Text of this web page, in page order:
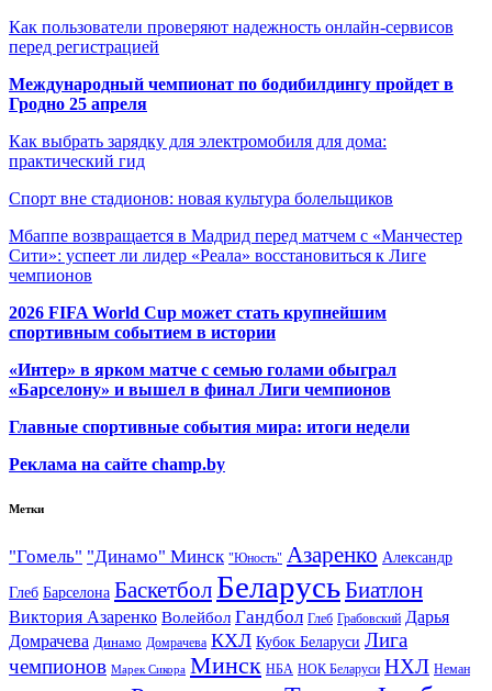
Как пользователи проверяют надежность онлайн-сервисов
перед регистрацией
Международный чемпионат по бодибилдингу пройдет в
Гродно 25 апреля
Как выбрать зарядку для электромобиля для дома:
практический гид
Спорт вне стадионов: новая культура болельщиков
Мбаппе возвращается в Мадрид перед матчем с «Манчестер
Сити»: успеет ли лидер «Реала» восстановиться к Лиге
чемпионов
2026 FIFA World Cup может стать крупнейшим
спортивным событием в истории
«Интер» в ярком матче с семью голами обыграл
«Барселону» и вышел в финал Лиги чемпионов
Главные спортивные события мира: итоги недели
Реклама на сайте champ.by
Метки
"Гомель" "Динамо" Минск "Юность" Азаренко Александр
Глеб Барселона БаскетболБеларусьБиатлон
Виктория Азаренко Волейбол Гандбол Глеб Грабовский Дарья
Домрачева Динамо Домрачева КХЛ Кубок Беларуси Лига
чемпионов Марек Сикора Минск НБА НОК Беларуси НХЛ Неман